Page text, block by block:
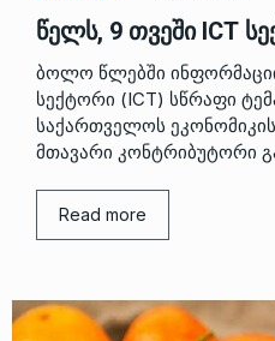
წელს, 9 თვეში ICT
ბოლო წლებში
სექტორი (ICT) სწრაფი
საქართველოს
მთავარი კონტრიბუტორი
Read more